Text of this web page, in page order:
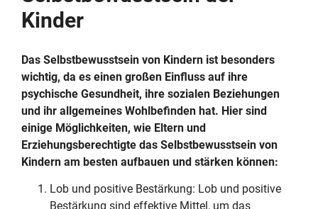
Kinder
Das Selbstbewusstsein von Kindern ist besonders
wichtig, da es einen großen Einfluss auf ihre
psychische Gesundheit, ihre sozialen Beziehungen
und ihr allgemeines Wohlbefinden hat. Hier sind
einige Möglichkeiten, wie Eltern und
Erziehungsberechtigte das Selbstbewusstsein von
Kindern am besten aufbauen und stärken können:
Lob und positive Bestärkung: Lob und positive
Bestärkung sind effektive Mittel, um das